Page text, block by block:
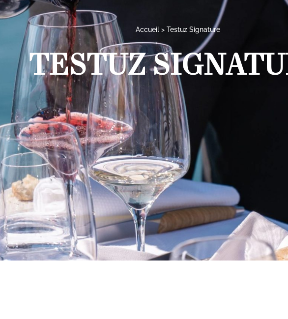
Accueil Testuz Signature
TESTUZ
L’EXCELLENCE DE
l’univers inimitable de nos vins Signature, résultat d’une attention